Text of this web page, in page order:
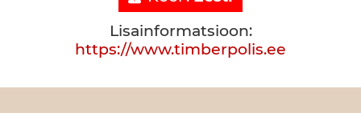
Lisainformatsioon:
https://www.timberpolis.ee